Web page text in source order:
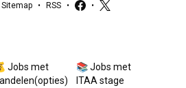
Sitemap • RSS • •
Jobs met
📚 Jobs met
ITAA stage